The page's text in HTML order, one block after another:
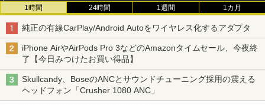
1時間 24時間 1週間 1カ月
純正の有線CarPlay/Android Autoをワイヤレス化するアダプタ
iPhone AirやAirPods Pro 3などのAmazonタイムセール、今夜終
了【今日みつけたお買い得品】
Skullcandy、BoseのANCとサウンドチューニング採用の震える
ヘッドフォン「Crusher 1080 ANC」